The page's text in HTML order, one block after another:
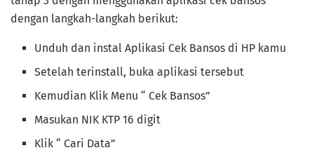
dengan langkah-langkah berikut:
Unduh dan instal Aplikasi Cek Bansos di HP kamu
Setelah terinstall, buka aplikasi tersebut
Kemudian Klik Menu “ Cek Bansos”
Masukan NIK KTP 16 digit
Klik “ Cari Data”